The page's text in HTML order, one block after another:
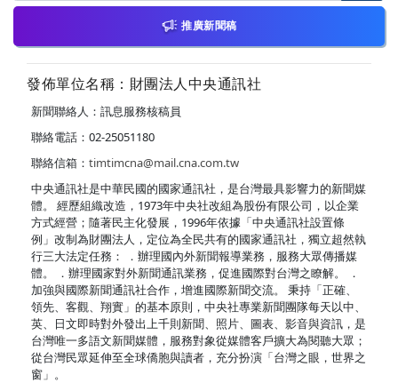
推廣新聞稿
發佈單位名稱：財團法人中央通訊社
新聞聯絡人：訊息服務核稿員
聯絡電話：02-25051180
聯絡信箱： timtimcna@mail.cna.com.tw
中央通訊社是中華民國的國家通訊社，是台灣最具影響力的新聞媒
體。 經歷組織改造，1973年中央社改組為股份有限公司，以企業
方式經營；隨著民主化發展，1996年依據「中央通訊社設置條
例」改制為財團法人，定位為全民共有的國家通訊社，獨立超然執
行三大法定任務： ．辦理國內外新聞報導業務，服務大眾傳播媒
體。 ．辦理國家對外新聞通訊業務，促進國際對台灣之瞭解。 ．
加強與國際新聞通訊社合作，增進國際新聞交流。 秉持「正確、
領先、客觀、翔實」的基本原則，中央社專業新聞團隊每天以中、
英、日文即時對外發出上千則新聞、照片、圖表、影音與資訊，是
台灣唯一多語文新聞媒體，服務對象從媒體客戶擴大為閱聽大眾；
從台灣民眾延伸至全球僑胞與讀者，充分扮演「台灣之眼，世界之
窗」。